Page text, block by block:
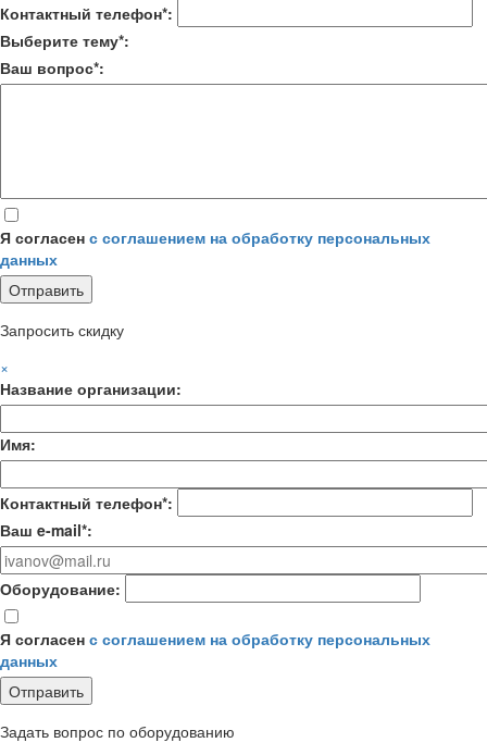
Контактный телефон*:
Выберите тему*:
Ваш вопрос*:
Я согласен с соглашением на обработку персональных
данных
Запросить скидку
×
Название организации:
Имя:
Контактный телефон*:
Ваш e-mail*:
Оборудование:
Я согласен с соглашением на обработку персональных
данных
Задать вопрос по оборудованию